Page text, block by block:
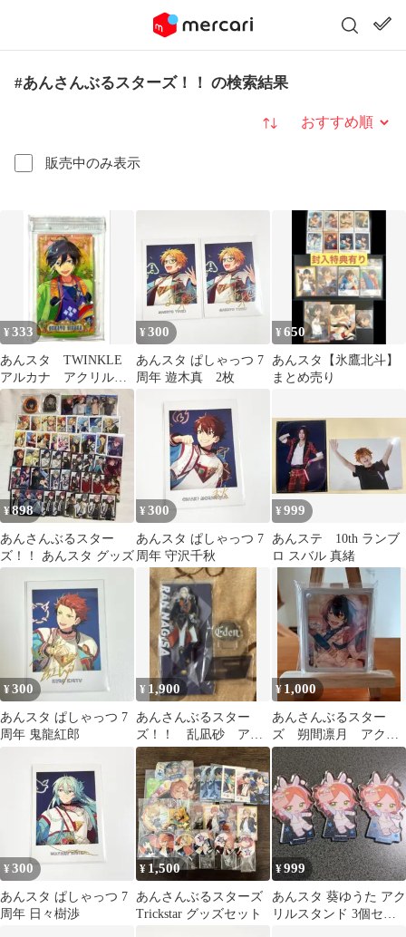
#あんさんぶるスターズ！！ の検索結果
販売中のみ表示
並び替え
¥333
あんスタ TWINKLE
アルカナ アクリルス
タンド 氷鷹北斗
¥300
あんスタ ぱしゃっつ 7
周年 遊木真 2枚
¥650
あんスタ【氷鷹北斗】
まとめ売り
¥898
あんさんぶるスター
ズ！！ あんスタ グッズ
¥300
あんスタ ぱしゃっつ 7
周年 守沢千秋
¥999
あんステ 10th ランブ
ロ スバル 真緒
¥300
あんスタ ぱしゃっつ 7
周年 鬼龍紅郎
¥ 1,900
あんさんぶるスター
ズ！！ 乱凪砂 アク
リルスタンド
¥1,000
あんさんぶるスター
ズ 朔間凛月 アクリ
ルブロック
¥300
あんスタ ぱしゃっつ 7
周年 日々樹渉
¥ 1,500
あんさんぶるスターズ
Trickstar グッズセット
¥999
あんスタ 葵ゆうた アク
リルスタンド 3個セッ